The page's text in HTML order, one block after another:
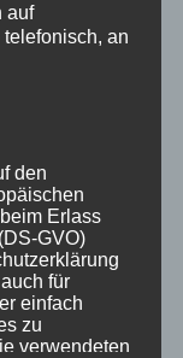
auf
an
den
Erlass
GVO)
für
einfach
zu
verwendeten